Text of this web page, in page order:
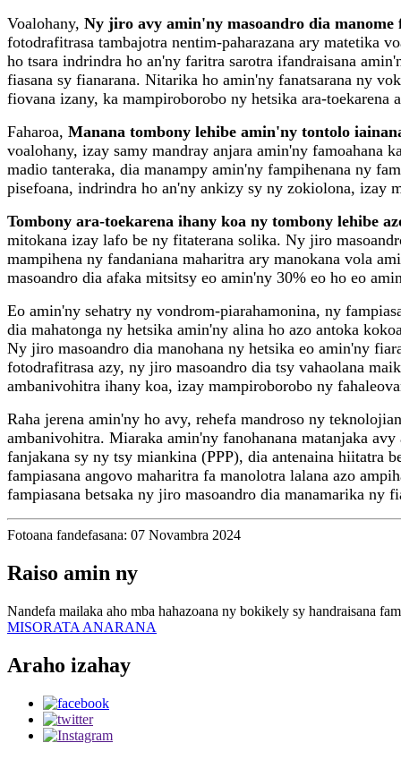
Voalohany, Ny jiro avy amin'ny masoandro dia
fotodrafitrasa tambajotra nentim-paharazana ary matetika
ho tsara indrindra ho an'ny faritra sarotra ifandraisana
fiasana sy fianarana. Nitarika ho amin'ny fanatsarana ny
fiovana izany, ka mampiroborobo ny hetsika ara-toekarena
Faharoa, Manana tombony lehibe amin'ny tontolo
voalohany, izay samy mandray anjara amin'ny famoahana
madio tanteraka, dia manampy amin'ny fampihenana ny
pisefoana, indrindra ho an'ny ankizy sy ny zokiolona, ​​izay
Tombony ara-toekarena ihany koa ny tombony lehibe
mitokana izay lafo be ny fitaterana solika. Ny jiro
mampihena ny fandaniana maharitra ary manokana vola
masoandro dia afaka mitsitsy eo amin'ny 30% eo ho eo
Eo amin'ny sehatry ny vondrom-piarahamonina, ny
dia mahatonga ny hetsika amin'ny alina ho azo antoka
Ny jiro masoandro dia manohana ny hetsika eo amin'ny
fotodrafitrasa azy, ny jiro masoandro dia tsy vahaolana
ambanivohitra ihany koa, izay mampiroborobo ny
Raha jerena amin'ny ho avy, rehefa mandroso ny
ambanivohitra. Miaraka amin'ny fanohanana matanjaka
fanjakana sy ny tsy miankina (PPP), dia antenaina hiitatra
fampiasana angovo maharitra fa manolotra lalana azo
fampiasana betsaka ny jiro masoandro dia manamarika ny
Fotoana fandefasana: 07 Novambra 2024
Raiso amin ny
Nandefa mailaka aho mba hahazoana ny bokikely sy handraisana
MISORATA ANARANA
Araho izahay